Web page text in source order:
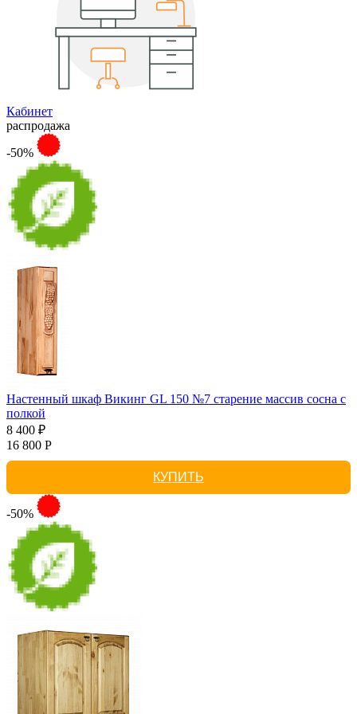
Кабинет
распродажа
-50%
Настенный шкаф Викинг GL 150 №7 старение массив сосна с
полкой
8 400 ₽
16 800 Р
КУПИТЬ
-50%